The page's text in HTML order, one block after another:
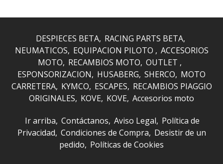
DESPIECES BETA RACING PARTS BETA
NEUMATICOS EQUIPACION PILOTO
ACCESORIOS
MOTO RECAMBIOS MOTO OUTLET
ESPONSORIZACION
HUSABERG SHERCO MOTO
CARRETERA KYMCO ESCAPES RECAMBIOS PIAGGIO
ORIGINALES KOVE KOVE Accesorios moto
Ir arriba Contáctanos Aviso Legal Política de
Privacidad Condiciones de Compra Desistir de un
pedido Políticas de Cookies